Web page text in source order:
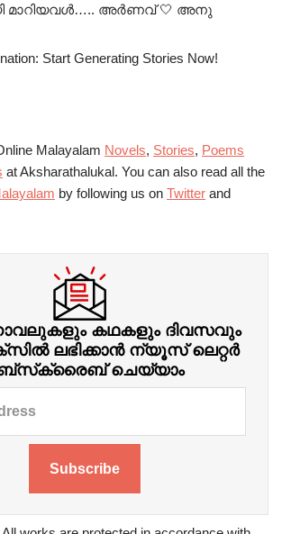
മാറിയവൾ….. അർണവ് 🤍 അനു
Start Generating Stories Now!
Malayalam Novels, Stories, Poems
at Aksharathalukal. You can also read all the
by following us on Twitter and
കഥകളും ദിവസവും
ലഭിക്കാന്‍ ന്യൂസ് ലെറ്റർ
ചെയ്യാം
Subscribe